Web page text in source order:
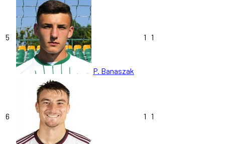
5
P. Banaszak
1 1
6 1 1